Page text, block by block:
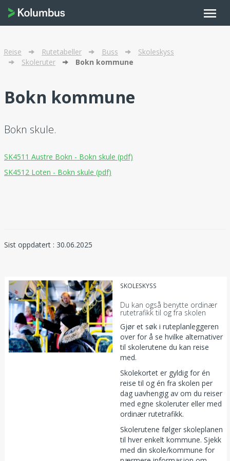
menu
Reise Rutetabeller Buss
Skoleskyss
Skoleruter
Bokn kommune
Bokn kommune
Bokn skule.
SK4511 Austre Bokn - Bokn skule (pdf)
SK4512 Loten - Bokn skule (pdf)
Sist oppdatert : 30.06.2025
SKOLESKYSS
Du kan også benytte ordinær
rutetrafikk til og fra skolen
Gjør et søk i ruteplanleggeren
over for å se hvilke alternativer
til skolerutene du kan reise
med.
Skolekortet er gyldig for én
reise til og én fra skolen per
dag uavhengig av om du reiser
med egne skoleruter eller med
ordinær rutetrafikk.
Skolerutene følger skoleplanen
til hver enkelt kommune. Sjekk
med din skole/kommune for